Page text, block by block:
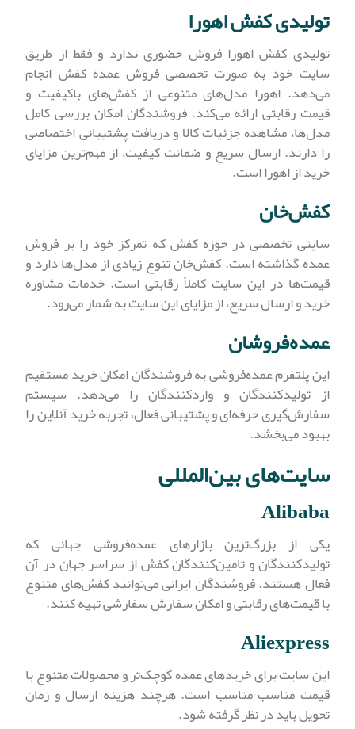
تولیدی کفش اهورا
تولیدی کفش اهورا فروش حضوری ندارد و فقط از طریق
سایت خود به صورت تخصصی فروش عمده کفش انجام
می‌دهد. اهورا مدل‌های متنوعی از کفش‌های باکیفیت و
قیمت رقابتی ارائه می‌کند. فروشندگان امکان بررسی کامل
مدل‌ها، مشاهده جزئیات کالا و دریافت پشتیبانی اختصاصی
را دارند. ارسال سریع و ضمانت کیفیت، از مهم‌ترین مزایای
خرید از اهورا است.
کفش‌خان
سایتی تخصصی در حوزه کفش که تمرکز خود را بر فروش
عمده گذاشته است. کفش‌خان تنوع زیادی از مدل‌ها دارد و
قیمت‌ها در این سایت کاملاً رقابتی است. خدمات مشاوره
خرید و ارسال سریع، از مزایای این سایت به شمار می‌رود.
عمده‌فروشان
این پلتفرم عمده‌فروشی به فروشندگان امکان خرید مستقیم
از تولیدکنندگان و واردکنندگان را می‌دهد. سیستم
سفارش‌گیری حرفه‌ای و پشتیبانی فعال، تجربه خرید آنلاین را
بهبود می‌بخشد.
سایت‌های بین‌المللی
Alibaba
یکی از بزرگ‌ترین بازارهای عمده‌فروشی جهانی که
تولیدکنندگان و تامین‌کنندگان کفش از سراسر جهان در آن
فعال هستند. فروشندگان ایرانی می‌توانند کفش‌های متنوع
با قیمت‌های رقابتی و امکان سفارش سفارشی تهیه کنند.
Aliexpress
این سایت برای خرید‌های عمده کوچک‌تر و محصولات متنوع با
قیمت مناسب مناسب است. هرچند هزینه ارسال و زمان
تحویل باید در نظر گرفته شود.